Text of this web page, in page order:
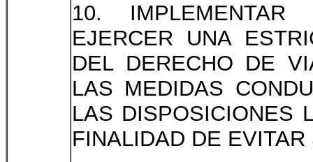
10. IMPLEMENTAR
EJERCER UNA
DEL DERECHO DE
LAS MEDIDAS
LAS DISPOSICIONES
FINALIDAD DE